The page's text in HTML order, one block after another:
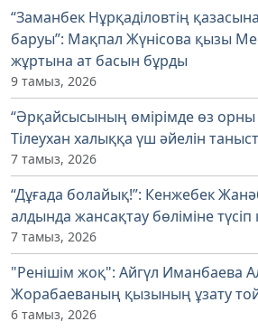
“Заманбек Нұрқаділовтің
баруы”: Мақпал Жүнісова қызы
жұртына ат басын бұрды
9 тамыз, 2026
“Әрқайсысының өмірімде өз орны
Тілеухан халыққа үш әйелін
7 тамыз, 2026
“Дұғада болайық!”: Кенжебек
алдында жансақтау бөліміне түсіп
7 тамыз, 2026
"Ренішім жоқ": Айгүл Иманбаева
Жорабаеваның қызының ұзату
6 тамыз, 2026